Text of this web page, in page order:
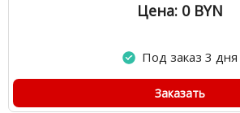
Цена: 0 BYN
Под заказ 3 дня
Заказать